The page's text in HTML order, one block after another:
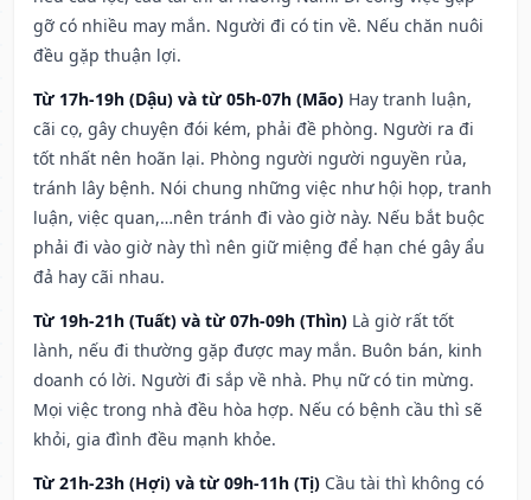
gỡ có nhiều may mắn. Người đi có tin về. Nếu chăn nuôi
đều gặp thuận lợi.
Từ 17h-19h (Dậu) và từ 05h-07h (Mão) Hay tranh luận,
cãi cọ, gây chuyện đói kém, phải đề phòng. Người ra đi
tốt nhất nên hoãn lại. Phòng người người nguyền rủa,
tránh lây bệnh. Nói chung những việc như hội họp, tranh
luận, việc quan,…nên tránh đi vào giờ này. Nếu bắt buộc
phải đi vào giờ này thì nên giữ miệng để hạn ché gây ẩu
đả hay cãi nhau.
Từ 19h-21h (Tuất) và từ 07h-09h (Thìn) Là giờ rất tốt
lành, nếu đi thường gặp được may mắn. Buôn bán, kinh
doanh có lời. Người đi sắp về nhà. Phụ nữ có tin mừng.
Mọi việc trong nhà đều hòa hợp. Nếu có bệnh cầu thì sẽ
khỏi, gia đình đều mạnh khỏe.
Từ 21h-23h (Hợi) và từ 09h-11h (Tị) Cầu tài thì không có